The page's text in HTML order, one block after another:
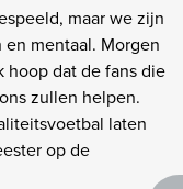
maar we zijn
mentaal. Morgen
dat de fans die
zullen helpen.
laten
op de